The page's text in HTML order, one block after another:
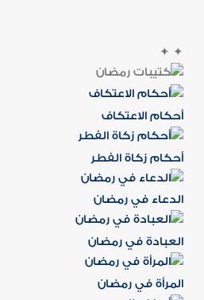
✦
✦
أحكام الاعتكاف
أحكام زكاة الفطر
الدعاء في رمضان
العبادة في رمضان
المرأة في رمضان